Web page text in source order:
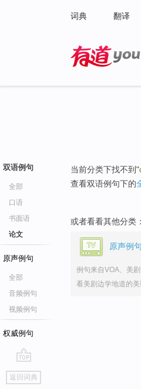
词典 翻译
双语例句
全部
口语
书面语
论文
原声例句
全部
音频例句
视频例句
权威例句
go
top
返回词典
当前分类下找不到"
查看双语例句下的
或者看看其他分类：
原声例句
例句来自VOA、美
看美剧边学地道的美